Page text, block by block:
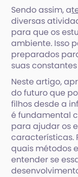
Sendo assim, a
diversas
para que os
ambiente. Isso
preparados
suas
Neste artigo,
do futuro que
filhos desde a
é fundamental
para ajudar os
características.
quais métodos
entender se